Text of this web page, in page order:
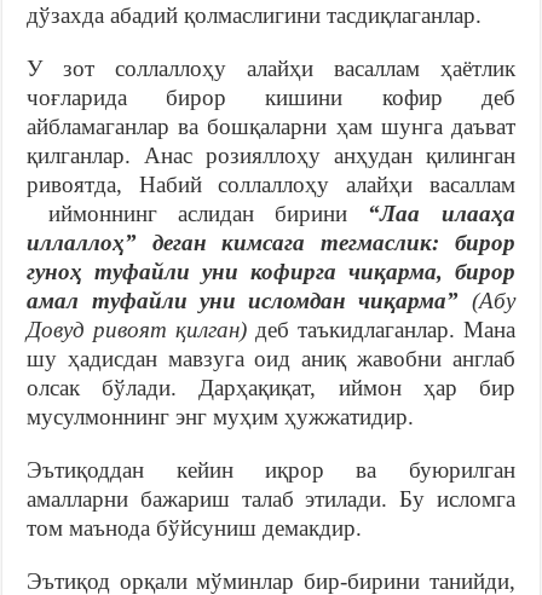
дўзахда абадий қолмаслигини тасдиқлаганлар.
У зот соллаллоҳу алайҳи васаллам ҳаётлик
чоғларида бирор кишини кофир деб
айбламаганлар ва бошқаларни ҳам шунга даъват
қилганлар. Анас розияллоҳу анҳудан қилинган
ривоятда, Набий соллаллоҳу алайҳи васаллам
иймоннинг аслидан бирини “Лаа илааҳа
иллаллоҳ” деган кимсага тегмаслик: бирор
гуноҳ туфайли уни кофирга чиқарма, бирор
амал туфайли уни исломдан чиқарма” (Абу
Довуд ривоят қилган) деб таъкидлаганлар. Мана
шу ҳадисдан мавзуга оид аниқ жавобни англаб
олсак бўлади. Дарҳақиқат, иймон ҳар бир
мусулмоннинг энг муҳим ҳужжатидир.
Эътиқоддан кейин иқрор ва буюрилган
амалларни бажариш талаб этилади. Бу исломга
том маънода бўйсуниш демакдир.
Эътиқод орқали мўминлар бир-бирини танийди,